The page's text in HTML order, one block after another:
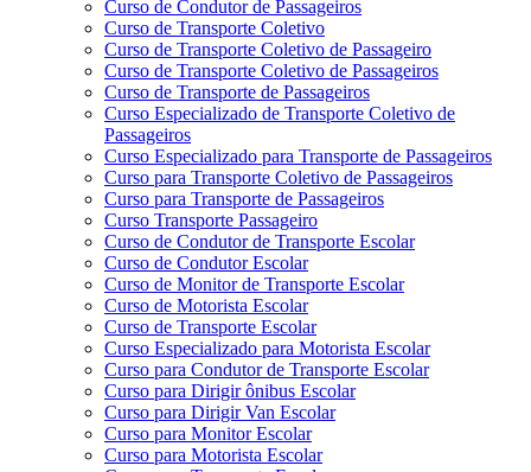
Curso de Condutor de Passageiros
Curso de Transporte Coletivo
Curso de Transporte Coletivo de Passageiro
Curso de Transporte Coletivo de Passageiros
Curso de Transporte de Passageiros
Curso Especializado de Transporte Coletivo de
Passageiros
Curso Especializado para Transporte de Passageiros
Curso para Transporte Coletivo de Passageiros
Curso para Transporte de Passageiros
Curso Transporte Passageiro
Curso de Condutor de Transporte Escolar
Curso de Condutor Escolar
Curso de Monitor de Transporte Escolar
Curso de Motorista Escolar
Curso de Transporte Escolar
Curso Especializado para Motorista Escolar
Curso para Condutor de Transporte Escolar
Curso para Dirigir ônibus Escolar
Curso para Dirigir Van Escolar
Curso para Monitor Escolar
Curso para Motorista Escolar